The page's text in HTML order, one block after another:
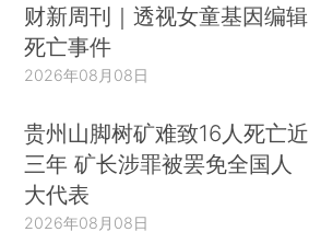
财新周刊｜透视女童基因编辑
死亡事件
2026年08月08日
贵州山脚树矿难致16人死亡近
三年 矿长涉罪被罢免全国人
大代表
2026年08月08日